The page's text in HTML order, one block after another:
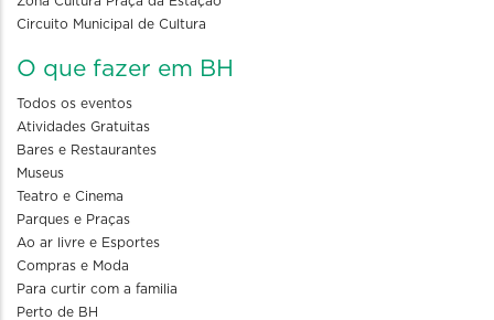
Circuito Municipal de Cultura
O que fazer em BH
Todos os eventos
Atividades Gratuitas
Bares e Restaurantes
Museus
Teatro e Cinema
Parques e Praças
Ao ar livre e Esportes
Compras e Moda
Para curtir com a familia
Perto de BH